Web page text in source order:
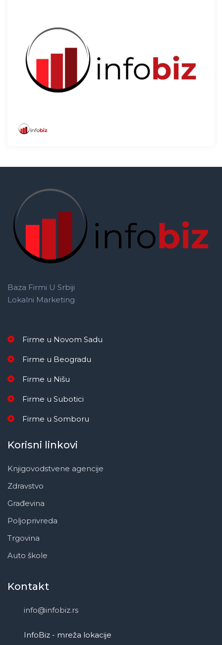
Baza Firmi U Srbiji
Lokalni Marketing
Firme u Novom Sadu
Firme u Beogradu
Firme u Nišu
Firme u Subotici
Firme u Somboru
Korisni linkovi
Knjigovodstvene agencije
Zdravstvo
Građevina
Poljoprivreda
Trgovina
Auto škole
Kontakt
info@infobiz.rs
InfoBiz - mreža lokacije